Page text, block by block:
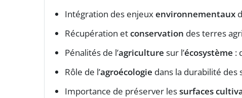
Intégration des enjeuxenvironnementaux
Récupération etconservation des terres
Pénalités de l’agriculture sur l’écosystème :
Rôle de l’agroécologie dans la durabilité
Importance de préserver lessurfaces